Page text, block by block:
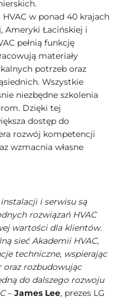
w ponad 40 krajach
Ameryki Łacińskiej i
pełnią funkcję
materiały
potrzeb oraz
Wszystkie
niezbędne szkolenia
Dzięki tej
dostęp do
rozwój kompetencji
wzmacnia własne
i serwisu są
rozwiązań HVAC
wartości dla klientów.
sieć Akademii HVAC,
techniczne, wspierając
rozbudowując
do dalszego rozwoju
– James Lee, prezes LG